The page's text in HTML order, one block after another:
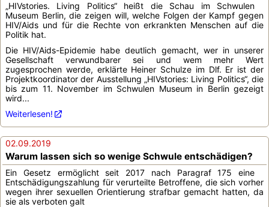
„HIVstories. Living Politics“ heißt die Schau im Schwulen
Museum Berlin, die zeigen will, welche Folgen der Kampf gegen
HIV/Aids und für die Rechte von erkrankten Menschen auf die
Politik hat.
Die HIV/Aids-Epidemie habe deutlich gemacht, wer in unserer
Gesellschaft verwundbarer sei und wem mehr Wert
zugesprochen werde, erklärte Heiner Schulze im Dlf. Er ist der
Projektkoordinator der Ausstellung „HIVstories: Living Politics“, die
bis zum 11. November im Schwulen Museum in Berlin gezeigt
wird...
Weiterlesen!
02.09.2019
Warum lassen sich so wenige Schwule entschädigen?
Ein Gesetz ermöglicht seit 2017 nach Paragraf 175 eine
Entschädigungszahlung für verurteilte Betroffene, die sich vorher
wegen ihrer sexuellen Orientierung strafbar gemacht hatten, da
sie als verboten galt